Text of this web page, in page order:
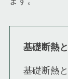
基礎断熱
基礎断熱